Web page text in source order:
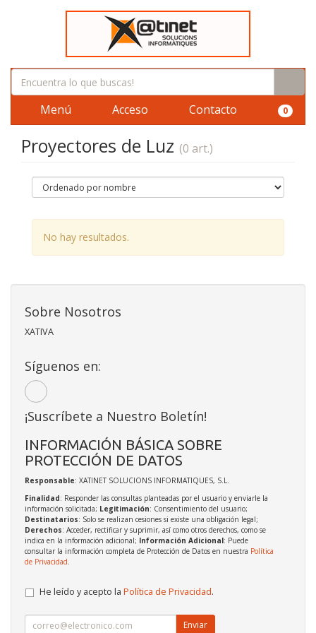
Menú Acceso Contacto 0
Proyectores de Luz (0 art.)
No hay resultados.
Sobre Nosotros
XATIVA
Síguenos en:
¡Suscríbete a Nuestro Boletín!
INFORMACIÓN BÁSICA SOBRE
PROTECCIÓN DE DATOS
Responsable: XATINET SOLUCIONS INFORMATIQUES, S.L.
Finalidad: Responder las consultas planteadas por el usuario y enviarle la
información solicitada; Legitimación: Consentimiento del usuario;
Destinatarios: Solo se realizan cesiones si existe una obligación legal;
Derechos: Acceder, rectificar y suprimir, así como otros derechos, como se
indica en la información adicional; Información Adicional: Puede
consultar la información completa de Protección de Datos en nuestra Política
de Privacidad.
He leído y acepto la Política de Privacidad.
Enviar